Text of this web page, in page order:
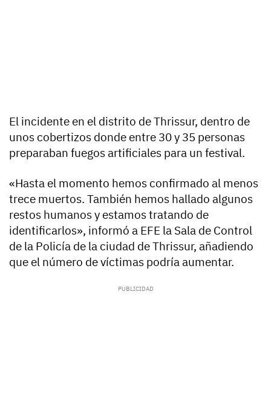
El incidente en el distrito de Thrissur, dentro de
unos cobertizos donde entre 30 y 35 personas
preparaban fuegos artificiales para un festival.
«Hasta el momento hemos confirmado al menos
trece muertos. También hemos hallado algunos
restos humanos y estamos tratando de
identificarlos», informó a EFE la Sala de Control
de la Policía de la ciudad de Thrissur, añadiendo
que el número de víctimas podría aumentar.